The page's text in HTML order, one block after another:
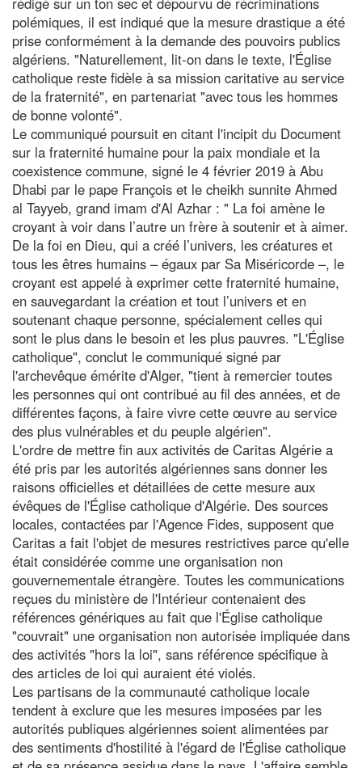
polémiques, il est indiqué que la mesure drastique a été
prise conformément à la demande des pouvoirs publics
algériens. "Naturellement, lit-on dans le texte, l'Église
catholique reste fidèle à sa mission caritative au service
de la fraternité", en partenariat "avec tous les hommes
de bonne volonté".
Le communiqué poursuit en citant l'incipit du Document
sur la fraternité humaine pour la paix mondiale et la
coexistence commune, signé le 4 février 2019 à Abu
Dhabi par le pape François et le cheikh sunnite Ahmed
al Tayyeb, grand imam d'Al Azhar : " La foi amène le
croyant à voir dans l’autre un frère à soutenir et à aimer.
De la foi en Dieu, qui a créé l’univers, les créatures et
tous les êtres humains – égaux par Sa Miséricorde –, le
croyant est appelé à exprimer cette fraternité humaine,
en sauvegardant la création et tout l’univers et en
soutenant chaque personne, spécialement celles qui
sont le plus dans le besoin et les plus pauvres. "L'Église
catholique", conclut le communiqué signé par
l'archevêque émérite d'Alger, "tient à remercier toutes
les personnes qui ont contribué au fil des années, et de
différentes façons, à faire vivre cette œuvre au service
des plus vulnérables et du peuple algérien".
L'ordre de mettre fin aux activités de Caritas Algérie a
été pris par les autorités algériennes sans donner les
raisons officielles et détaillées de cette mesure aux
évêques de l'Église catholique d'Algérie. Des sources
locales, contactées par l'Agence Fides, supposent que
Caritas a fait l'objet de mesures restrictives parce qu'elle
était considérée comme une organisation non
gouvernementale étrangère. Toutes les communications
reçues du ministère de l'Intérieur contenaient des
références génériques au fait que l'Église catholique
"couvrait" une organisation non autorisée impliquée dans
des activités "hors la loi", sans référence spécifique à
des articles de loi qui auraient été violés.
Les partisans de la communauté catholique locale
tendent à exclure que les mesures imposées par les
autorités publiques algériennes soient alimentées par
des sentiments d'hostilité à l'égard de l'Église catholique